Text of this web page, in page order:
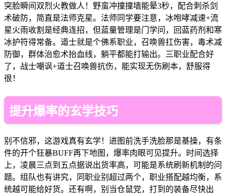
突脸瞬间双烈火教做人！野蛮冲撞撞墙能晕3秒，配合刺杀剑
术破防，简直是法师克星。法师同学要注意，冰咆哮减速+流
星火雨收割是经典连招，但蓝量管理是门学问，回蓝药剂和寒
冰护符得常备。道士就是个佛系职业，召唤兽扛伤害，毒术减
防御，群体治愈术抬血线，躺平都能打输出。三职业配合好
了，战士嘲讽+道士召唤兽抗伤，能实现无伤刷本，舒服得
很！
提升爆率的玄学技巧
别不信邪，这游戏真有玄学！进图前洗手洗脸那是基操，有条
件的开个狂暴BUFF再下地图，爆率肉眼可见提升。时间选择
上，凌晨三点到五点据说出货率高，可能是系统刷新机制的问
题。组队也有讲究，同职业别超过两个，职业搭配越均衡，系
统越可能给好货。还有啊，别当仓鼠党，打到的装备尽快出